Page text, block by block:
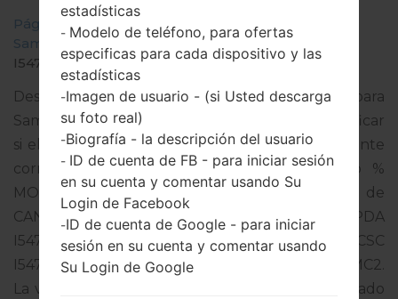
Página principal → Galaxy Rugby LTE
→
SamsungSGH-I547C
→
SGH-
I547C_1_20151022134727_14bdkkbpmn_fac.zip
Descargue la última actualización de firmware para
Samsung Galaxy Rugby LTE, pero no olvide verificar
si el número de modelo de su teléfono inteligente
corresponde al número de modelo indicado %
MODEL%. El código del firmware es KDO de
CANADA. El producto viene con la versión PDA
I547CVLUAMC2 y la versión CSC
I547COYAAMC2,Versión de MODEM I547CVLAMC2.
La versión del sistema operativo del firmware dado
estadísticas
- Modelo de teléfono, para ofertas
especificas para cada dispositivo y las
estadísticas
-Imagen de usuario - (si Usted descarga
su foto real)
-Biografía - la descripción del usuario
- ID de cuenta de FB - para iniciar sesión
en su cuenta y comentar usando Su
Login de Facebook
-ID de cuenta de Google - para iniciar
sesión en su cuenta y comentar usando
Su Login de Google